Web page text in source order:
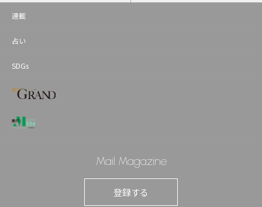
連載
占い
SDGs
Mail Magazine
登録する